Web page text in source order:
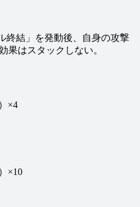
終結」を発動後、自身の攻撃
はスタックしない。
×4
×10